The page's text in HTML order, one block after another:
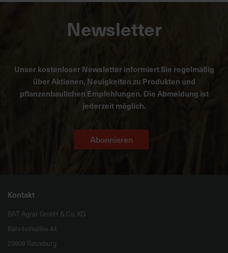
Newsletter
Unser kostenloser Newsletter informiert Sie regelmäßig
über Aktionen, Neuigkeiten zu Produkten und
pflanzenbaulichen Empfehlungen. Die Abmeldung ist
jederzeit möglich.
Abonnieren
Kontakt
BAT Agrar GmbH & Co. KG
Bahnhofsallee 44
23909 Ratzeburg